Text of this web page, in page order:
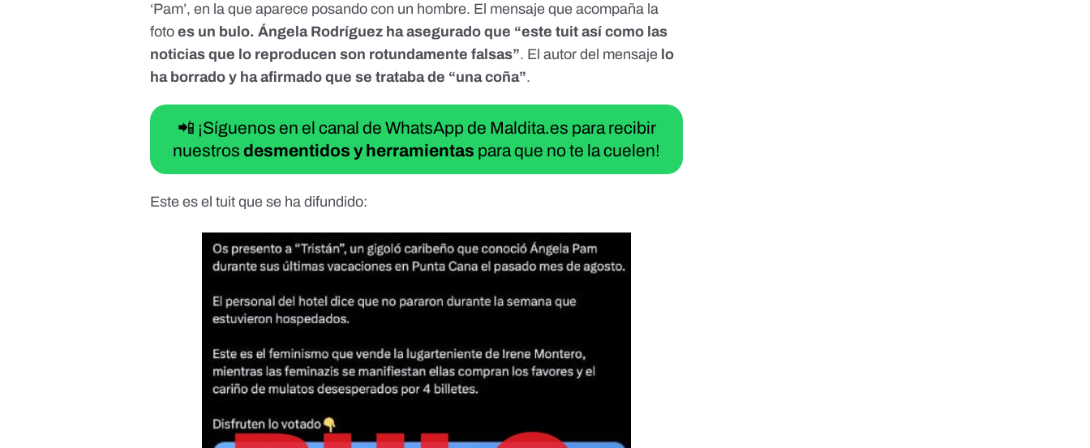
‘Pam’, en la que aparece posando con un hombre. El mensaje que acompaña la
fotoes un bulo. Ángela Rodríguez ha asegurado que “este tuit así como las
noticias que lo reproducen son rotundamente falsas”. El autor del mensaje lo
ha borrado y ha afirmado que se trataba de “una coña”.
📲 ¡Síguenos en el canal de WhatsApp de Maldita.es para recibir
nuestrosdesmentidos y herramientas para que no te la cuelen!
Este es el tuit que se ha difundido: